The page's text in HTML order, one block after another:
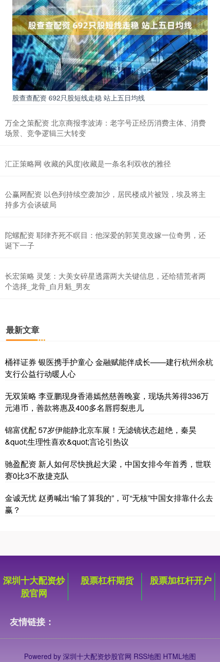
股查查配资 692只股短线走稳 站上五日均线
万全之策配资 北京商报李波涛：老字号正经历消费主体、消费
场景、竞争逻辑三大转变
汇正策略网 收藏的风度|收藏是一条名利双收的雅径
公赢网配资 以色列持续空袭加沙，居民楼成片被毁，埃及将主
持多方会谈破局
陀螺配资 耶律齐死不瞑目：他深爱的郭芙竟改嫁一位奇男，还
诞下一子
长宏策略 灵笼：大美女碎星透露两大关键信息，还给猎荒者两
个选择_龙骨_白月魁_男友
最新文章
桶祥证券 银医携手护童心 金融赋能伴成长——建行杭州余杭
支行公益行动暖人心
无双策略 李亚鹏现身香港嫣然慈善晚宴，现场共筹得336万
元港币，善款将惠及400多名唇腭裂患儿
锦富优配 57岁伊能静北京车展！无滤镜状态超绝，秦昊
&quot;生理性喜欢&quot;言论引热议
驰盈配资 新人如何尽快挑起大梁，中国女排今年首秀，世联
赛0比3不敌捷克队
金诚无忧 赵勇喊出“输了算我的”，可“无核”中国女排靠什么去
赢？
深圳十大配资炒
股官网
股票杠杆期货 股票加杠杆开户
友情链接：
Powered by 深圳十大配资炒股官网 RSS地图 HTML地图